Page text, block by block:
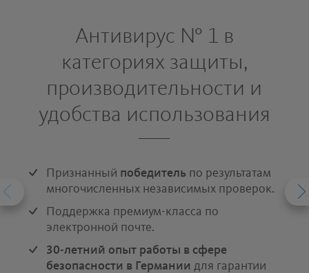
Антивирус № 1 в
категориях защиты,
производительности и
удобства использования
Признанный победитель по результатам
многочисленных независимых проверок.
Поддержка премиум-класса по
электронной почте.
30-летний опыт работы в сфере
безопасности в Германиидля гарантии